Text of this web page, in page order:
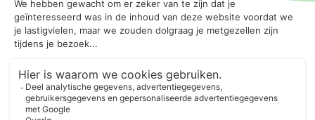
Puinbak huren, mag daar alles in?
20 kuub container, wanneer gebruik je die?